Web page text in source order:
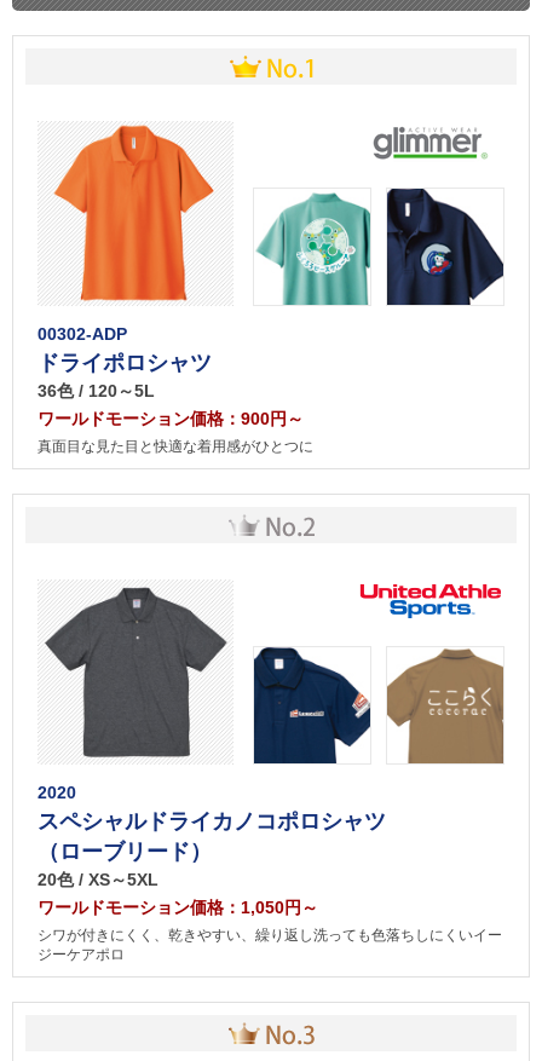
00302-ADP
ドライポロシャツ
36色 / 120～5L
ワールドモーション価格：900円～
真面目な見た目と快適な着用感がひとつに
2020
スペシャルドライカノコポロシャツ
（ローブリード）
20色 / XS～5XL
ワールドモーション価格：1,050円～
シワが付きにくく、乾きやすい、繰り返し洗っても色落ちしにくいイー
ジーケアポロ